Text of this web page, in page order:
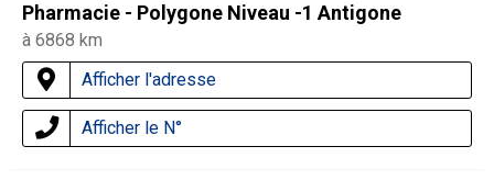
Pharmacie - Polygone Niveau -1 Antigone
à 6868 km
Afficher l'adresse
Afficher le N°